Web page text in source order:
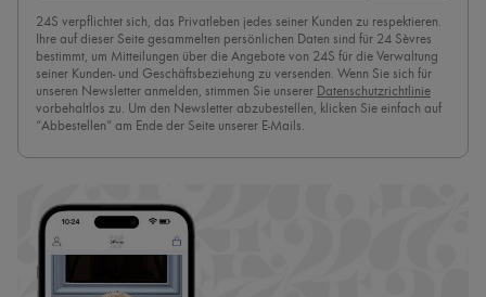
24S verpflichtet sich, das Privatleben jedes seiner Kunden zu respektieren.
Ihre auf dieser Seite gesammelten persönlichen Daten sind für 24 Sèvres
bestimmt, um Mitteilungen über die Angebote von 24S für die Verwaltung
seiner Kunden- und Geschäftsbeziehung zu versenden. Wenn Sie sich für
unseren Newsletter anmelden, stimmen Sie unserer Datenschutzrichtlinie
vorbehaltlos zu. Um den Newsletter abzubestellen, klicken Sie einfach auf
“Abbestellen” am Ende der Seite unserer E-Mails.